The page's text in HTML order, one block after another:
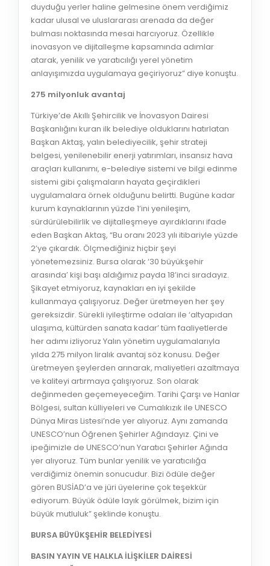
duyduğu yerler haline gelmesine önem verdiğimiz
kadar ulusal ve uluslararası arenada da değer
bulması noktasında mesai harcıyoruz. Özellikle
inovasyon ve dijitalleşme kapsamında adımlar
atarak, yenilik ve yaratıcılığı yerel yönetim
anlayışımızda uygulamaya geçiriyoruz” diye konuştu.
275 milyonluk avantaj
Türkiye’de Akıllı Şehircilik ve İnovasyon Dairesi
Başkanlığını kuran ilk belediye olduklarını hatırlatan
Başkan Aktaş, yalın belediyecilik, şehir strateji
belgesi, yenilenebilir enerji yatırımları, insansız hava
araçları kullanımı, e-belediye sistemi ve bilgi edinme
sistemi gibi çalışmaların hayata geçirdikleri
uygulamalara örnek olduğunu belirtti. Bugüne kadar
kurum kaynaklarının yüzde 1’ini yenileşim,
sürdürülebilirlik ve dijitalleşmeye ayırdıklarını ifade
eden Başkan Aktaş, “Bu oranı 2023 yılı itibariyle yüzde
2’ye çıkardık. Ölçmediğiniz hiçbir şeyi
yönetemezsiniz. Bursa olarak ‘30 büyükşehir
arasında’ kişi başı aldığımız payda 18’inci sıradayız.
Şikayet etmiyoruz, kaynakları en iyi şekilde
kullanmaya çalışıyoruz. Değer üretmeyen her şey
gereksizdir. Sürekli iyileştirme odaları ile ‘altyapıdan
ulaşıma, kültürden sanata kadar’ tüm faaliyetlerde
her adımı izliyoruz Yalın yönetim uygulamalarıyla
yılda 275 milyon liralık avantaj söz konusu. Değer
üretmeyen şeylerden arınarak, maliyetleri azaltmaya
ve kaliteyi artırmaya çalışıyoruz. Son olarak
değinmeden geçemeyeceğim. Tarihi Çarşı ve Hanlar
Bölgesi, sultan külliyeleri ve Cumalıkızık ile UNESCO
Dünya Miras Listesi’nde yer alıyoruz. Aynı zamanda
UNESCO’nun Öğrenen Şehirler Ağındayız. Çini ve
ipeğimizle de UNESCO’nun Yaratıcı Şehirler Ağında
yer alıyoruz. Tüm bunlar yenilik ve yaratıcılığa
verdiğimiz önemin sonucudur. Bizi ödüle değer
gören BUSİAD’a ve jüri üyelerine çok teşekkür
ediyorum. Büyük ödüle layık görülmek, bizim için
büyük mutluluk” şeklinde konuştu.
BURSA BÜYÜKŞEHİR BELEDİYESİ
BASIN YAYIN VE HALKLA İLİŞKİLER DAİRESİ